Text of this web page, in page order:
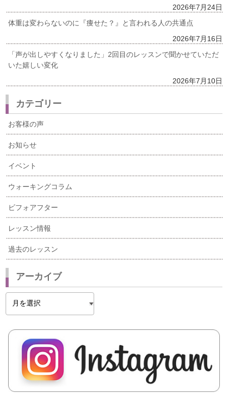
2026年7月24日
体重は変わらないのに『痩せた？』と言われる人の共通点
2026年7月16日
「声が出しやすくなりました」2回目のレッスンで聞かせていただ
いた嬉しい変化
2026年7月10日
カテゴリー
お客様の声
お知らせ
イベント
ウォーキングコラム
ビフォアフター
レッスン情報
過去のレッスン
アーカイブ
イ